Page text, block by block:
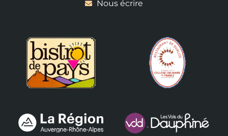
Nous écrire